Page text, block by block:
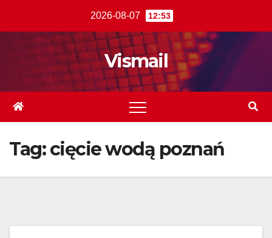
2026-08-07 12:53
Vismail
Tag:cięcie wodą poznań